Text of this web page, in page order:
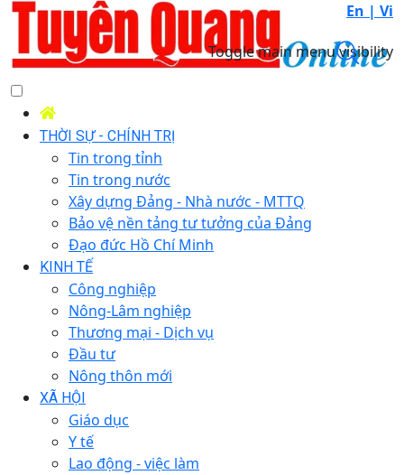
En | Vi
Toggle main menu visibility
THỜI SỰ - CHÍNH TRỊ
Tin trong tỉnh
Tin trong nước
Xây dựng Đảng - Nhà nước - MTTQ
Bảo vệ nền tảng tư tưởng của Đảng
Đạo đức Hồ Chí Minh
KINH TẾ
Công nghiệp
Nông-Lâm nghiệp
Thương mại - Dịch vụ
Đầu tư
Nông thôn mới
XÃ HỘI
Giáo dục
Y tế
Lao động - việc làm